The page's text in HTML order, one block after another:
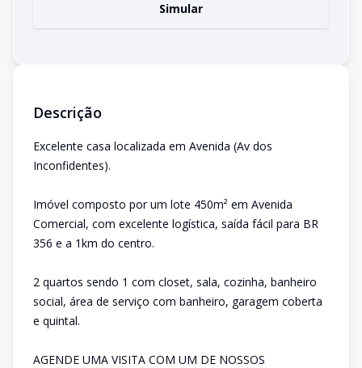
Simular
Descrição
Excelente casa localizada em Avenida (Av dos
Inconfidentes).
Imóvel composto por um lote 450m² em Avenida
Comercial, com excelente logística, saída fácil para BR
356 e a 1km do centro.
2 quartos sendo 1 com closet, sala, cozinha, banheiro
social, área de serviço com banheiro, garagem coberta
e quintal.
AGENDE UMA VISITA COM UM DE NOSSOS